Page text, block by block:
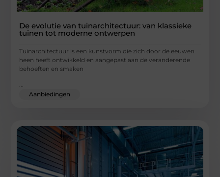
De evolutie van tuinarchitectuur: van klassieke
tuinen tot moderne ontwerpen
Tuinarchitectuur is een kunstvorm die zich door de eeuwen
heen heeft ontwikkeld en aangepast aan de veranderende
behoeften en smaken
...
Aanbiedingen